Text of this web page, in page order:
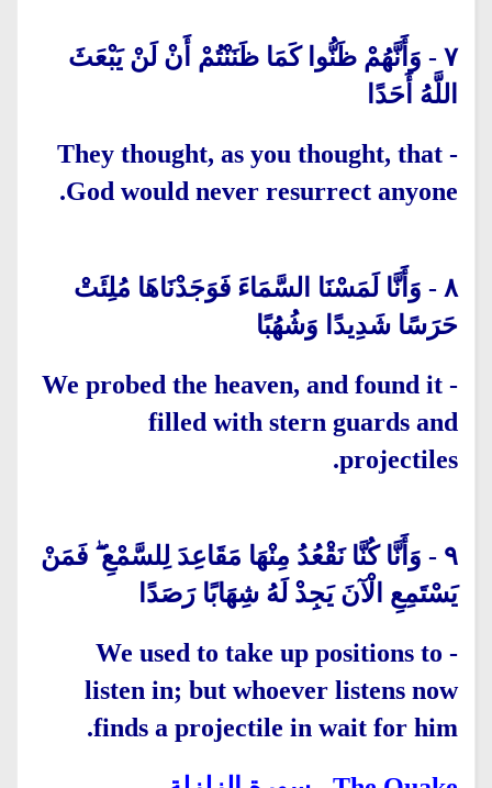
٧ - وَأَنَّهُمْ ظَنُّوا كَمَا ظَنَنْتُمْ أَنْ لَنْ يَبْعَثَ
اللَّهُ أَحَدًا
-
They thought, as you thought, that
God would never resurrect anyone.
٨ - وَأَنَّا لَمَسْنَا السَّمَاءَ فَوَجَدْنَاهَا مُلِئَتْ
حَرَسًا شَدِيدًا وَشُهُبًا
-
We probed the heaven, and found it
filled with stern guards and
projectiles.
٩ - وَأَنَّا كُنَّا نَقْعُدُ مِنْهَا مَقَاعِدَ لِلسَّمْعِ ۖ فَمَنْ
يَسْتَمِعِ الْآنَ يَجِدْ لَهُ شِهَابًا رَصَدًا
-
We used to take up positions to
listen in; but whoever listens now
finds a projectile in wait for him.